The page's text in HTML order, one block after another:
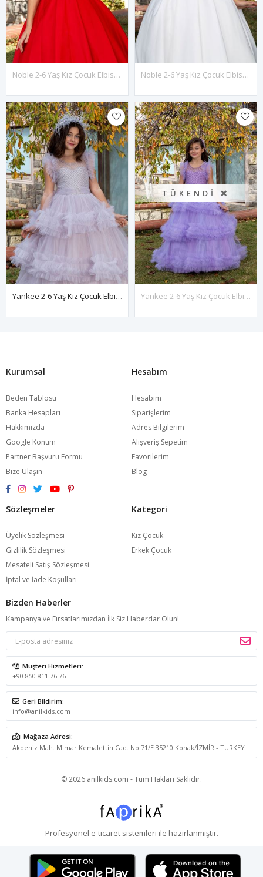
Noble 2-6 Yaş Kız Çocuk Elbise 20091 Kırmızı Noble 2-6 Yaş Kız Çocuk Elbise 20091 Kırık Beyaz
Yankee 2-6 Yaş Kız Çocuk Elbise 20076 Gri
TÜKENDI ❌
Yankee 2-6 Yaş Kız Çocuk Elbise 20076 Lila
Kurumsal
Beden Tablosu
Banka Hesapları
Hakkımızda
Google Konum
Partner Başvuru Formu
Bize Ulaşın
Hesabım
Hesabım
Siparişlerim
Adres Bilgilerim
Alışveriş Sepetim
Favorilerim
Blog
Sözleşmeler
Üyelik Sözleşmesi
Gizlilik Sözleşmesi
Mesafeli Satış Sözleşmesi
İptal ve İade Koşulları
Kategori
Kız Çocuk
Erkek Çocuk
Bizden Haberler
Kampanya ve Fırsatlarımızdan İlk Siz Haberdar Olun!
Müşteri Hizmetleri:
+90 850 811 76 76
Geri Bildirim:
info@anilkids.com
Mağaza Adresi:
Akdeniz Mah. Mimar Kemalettin Cad. No:71/E 35210 Konak/İZMİR - TURKEY
© 2026 anilkids.com - Tüm Hakları Saklıdır.
Profesyonel e-ticaretsistemleri ile hazırlanmıştır.